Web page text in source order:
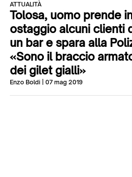
ATTUALITÀ
Tolosa, uomo prende
ostaggio alcuni clienti
un bar e spara alla
«Sono il braccio
dei gilet gialli»
Enzo Boldi | 07 mag 2019